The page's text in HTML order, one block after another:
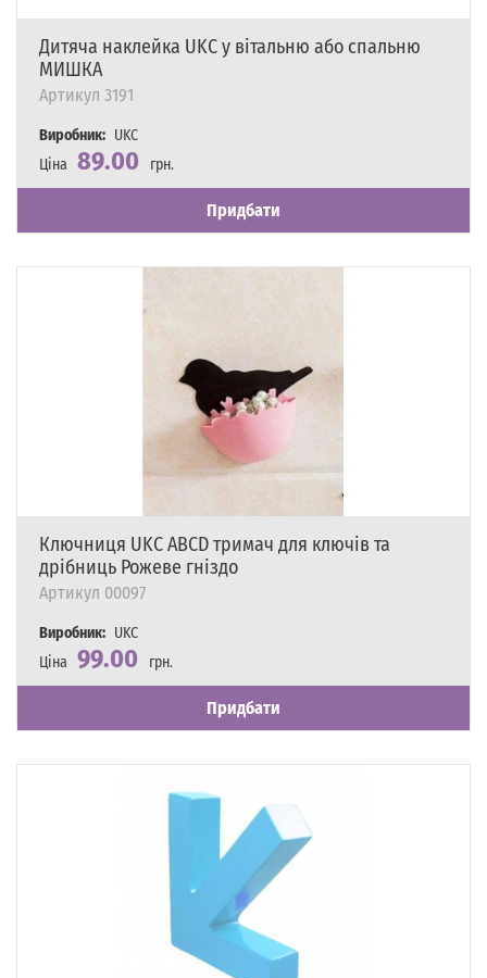
Дитяча наклейка UKC у вітальню або спальню
МИШКА
Артикул 3191
Виробник: UKC
Ціна 89.00
грн.
Наявність
Є в наявності
Придбати
Ключниця UKC ABCD тримач для ключів та
дрібниць Рожеве гніздо
Артикул 00097
Виробник: UKC
Ціна 99.00
грн.
Наявність
Є в наявності
Придбати